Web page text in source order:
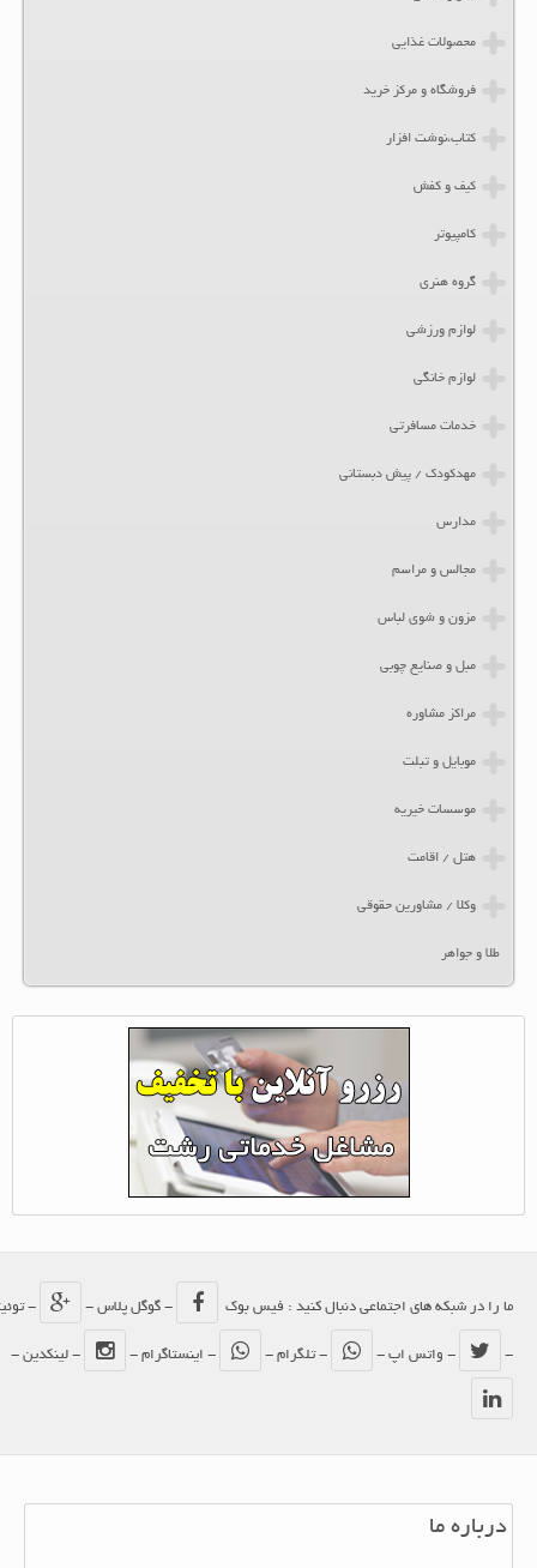
محصولات غذایی
فروشگاه و مرکز خرید
کتاب،نوشت افزار
کیف و کفش
کامپیوتر
گروه هنری
لوازم ورزشی
لوازم خانگی
خدمات مسافرتی
مهدکودک / پیش دبستانی
مدارس
مجالس و مراسم
مزون و شوی لباس
مبل و صنایع چوبی
مراکز مشاوره
موبایل و تبلت
موسسات خیریه
هتل / اقامت
وکلا / مشاورین حقوقی
طلا و جواهر
ما را در شبکه های اجتماعی دنبال کنید : فیس بوک - گوگل پلاس - - توئیتر
- واتس اپ - - تلگرام - - اینستاگرام - - لینکدین -
درباره ما